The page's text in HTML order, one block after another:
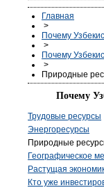
Главная
>
Почему
>
Почему
>
Природные
Почему
Трудовые ресурсы
Энергоресурсы
Природные
Географическое
Растущая
Кто уже